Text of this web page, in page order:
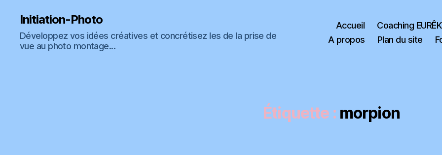
Initiation-Photo
Développez vos idées créatives et concrétisez les de la prise de
vue au photo montage...
Accueil Coaching
A propos
Plan du site
Étiquette : morpion